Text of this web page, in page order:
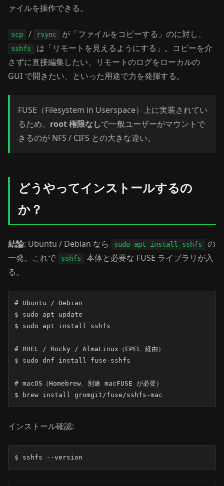
ァイルを操作できる。
scp / rsync が「ファイルをコピーする」のに対し、
sshfs
は「リモートを見えるようにする」。コピーを介
さずに直接編集したい、リモートのログをローカルの
GUI で開きたい、といった用途で力を発揮する。
FUSE（Filesystem in Userspace）上に実装されてい
るため、 root 権限なしで一般ユーザーがマウントで
きるのが NFS / CIFS との大きな違い。
どうやってインストールするの
か？
結論: Ubuntu / Debian なら sudo apt install sshfs
の
一発。これで
sshfs
本体と必要な FUSE ライブラリが入
る。
# Ubuntu / Debian
$ sudo apt update
$ sudo apt install sshfs
# RHEL / Rocky / AlmaLinux（EPEL 経由）
$ sudo dnf install fuse-sshfs
# macOS（Homebrew、別途 macFUSE が必要）
$ brew install gromgit/fuse/sshfs-mac
インストール確認:
$ sshfs --version